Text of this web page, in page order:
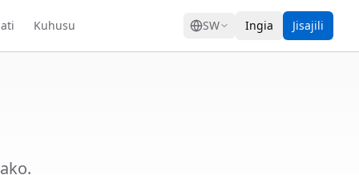
Kuhusu SW Ingia Jisajili